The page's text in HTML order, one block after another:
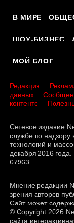
В МИРЕ
ШОУ-БИЗНЕС
МОЙ БЛОГ
Редакция
данных
контенте
Сетевое издание
службе по
технологий и
декабря 2016
67963
Мнение редакции
зрения авторов
Сайт может
© Copyright 2026
сайта